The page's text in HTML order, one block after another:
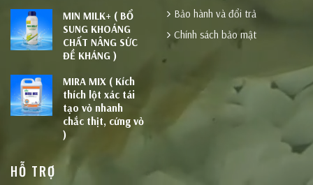
MIN MILK+ ( BỔ
SUNG KHOÁNG
CHẤT NÂNG SỨC
ĐỀ KHÁNG )
MIRA MIX ( Kích
thích lột xác tái
tạo vỏ nhanh
chắc thịt, cứng vỏ
)
Bảo hành và đổi trả
Chính sách bảo mật
HỖ TRỢ